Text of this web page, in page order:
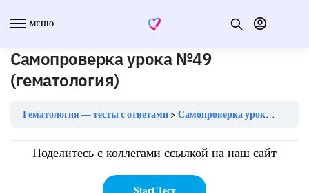
МЕНЮ
Самопроверка урока №49
(гематология)
Гематология — тесты с ответами Самопроверка урока №49 (гематология)
Поделитесь с коллегами ссылкой на наш сайт